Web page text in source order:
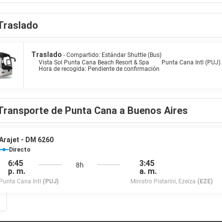
apreciarán el campo a solo cinco minutos en coche. Las
spa, un gimnasio, deportes acuáticos no motorizados y una variedad
la carta. Desde cócteles junto a la playa hasta experiencias
Traslado - Compartido: Estándar Shuttle (Bus)
Vista Sol Punta Cana Beach Resort & Spa
Punta Cana Intl (PUJ)
Hora de recogida: Pendiente de confirmación
de Punta Cana a Buenos Aires
- DM 6260
Directo
6:45
p. m.
Punta Cana Intl (PUJ)
8h
3:45
a. m.
Ministro Pistarini, Ezeiza (EZE)